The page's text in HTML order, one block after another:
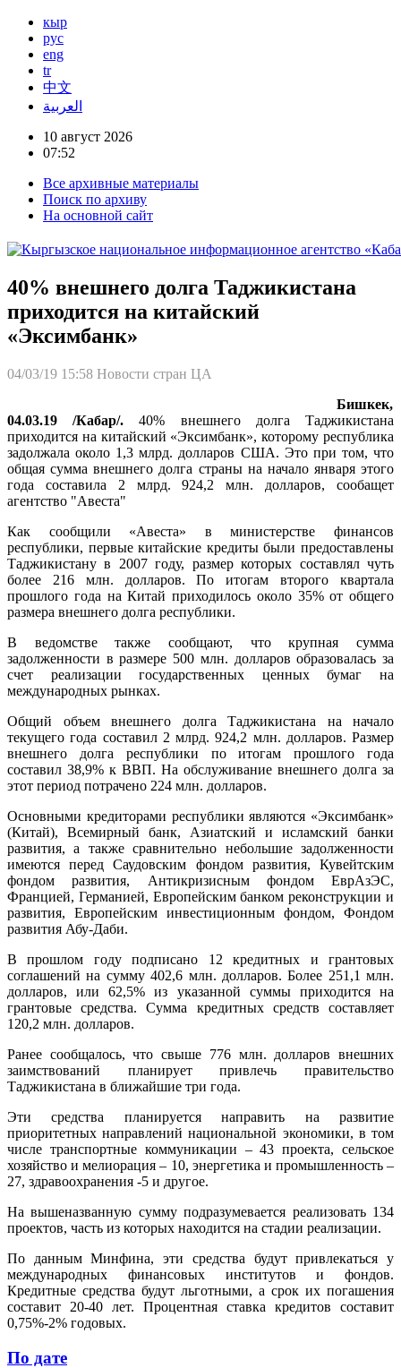
кыр
рус
eng
tr
中文
العربية
10 август 2026
07:52
Все архивные материалы
Поиск по архиву
На основной сайт
40% внешнего долга Таджикистана
приходится на китайский
«Эксимбанк»
04/03/19 15:58 Новости стран ЦА
Бишкек,
04.03.19 /Кабар/. 40% внешнего долга Таджикистана
приходится на китайский «Эксимбанк», которому республика
задолжала около 1,3 млрд. долларов США. Это при том, что
общая сумма внешнего долга страны на начало января этого
года составила 2 млрд. 924,2 млн. долларов, сообащет
агентство "Авеста"
Как сообщили «Авеста» в министерстве финансов
республики, первые китайские кредиты были предоставлены
Таджикистану в 2007 году, размер которых составлял чуть
более 216 млн. долларов. По итогам второго квартала
прошлого года на Китай приходилось около 35% от общего
размера внешнего долга республики.
В ведомстве также сообщают, что крупная сумма
задолженности в размере 500 млн. долларов образовалась за
счет реализации государственных ценных бумаг на
международных рынках.
Общий объем внешнего долга Таджикистана на начало
текущего года составил 2 млрд. 924,2 млн. долларов. Размер
внешнего долга республики по итогам прошлого года
составил 38,9% к ВВП. На обслуживание внешнего долга за
этот период потрачено 224 млн. долларов.
Основными кредиторами республики являются «Эксимбанк»
(Китай), Всемирный банк, Азиатский и исламский банки
развития, а также сравнительно небольшие задолженности
имеются перед Саудовским фондом развития, Кувейтским
фондом развития, Антикризисным фондом ЕврАзЭС,
Францией, Германией, Европейским банком реконструкции и
развития, Европейским инвестиционным фондом, Фондом
развития Абу-Даби.
В прошлом году подписано 12 кредитных и грантовых
соглашений на сумму 402,6 млн. долларов. Более 251,1 млн.
долларов, или 62,5% из указанной суммы приходится на
грантовые средства. Сумма кредитных средств составляет
120,2 млн. долларов.
Ранее сообщалось, что свыше 776 млн. долларов внешних
заимствований планирует привлечь правительство
Таджикистана в ближайшие три года.
Эти средства планируется направить на развитие
приоритетных направлений национальной экономики, в том
числе транспортные коммуникации – 43 проекта, сельское
хозяйство и мелиорация – 10, энергетика и промышленность –
27, здравоохранения -5 и другое.
На вышеназванную сумму подразумевается реализовать 134
проектов, часть из которых находится на стадии реализации.
По данным Минфина, эти средства будут привлекаться у
международных финансовых институтов и фондов.
Кредитные средства будут льготными, а срок их погашения
составит 20-40 лет. Процентная ставка кредитов составит
0,75%-2% годовых.
По дате